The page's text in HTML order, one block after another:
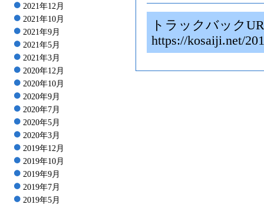
2021年12月
2021年10月
2021年9月
2021年5月
2021年3月
2020年12月
2020年10月
2020年9月
2020年7月
2020年5月
2020年3月
2019年12月
2019年10月
2019年9月
2019年7月
2019年5月
トラックバック
https://kosaiji.net/